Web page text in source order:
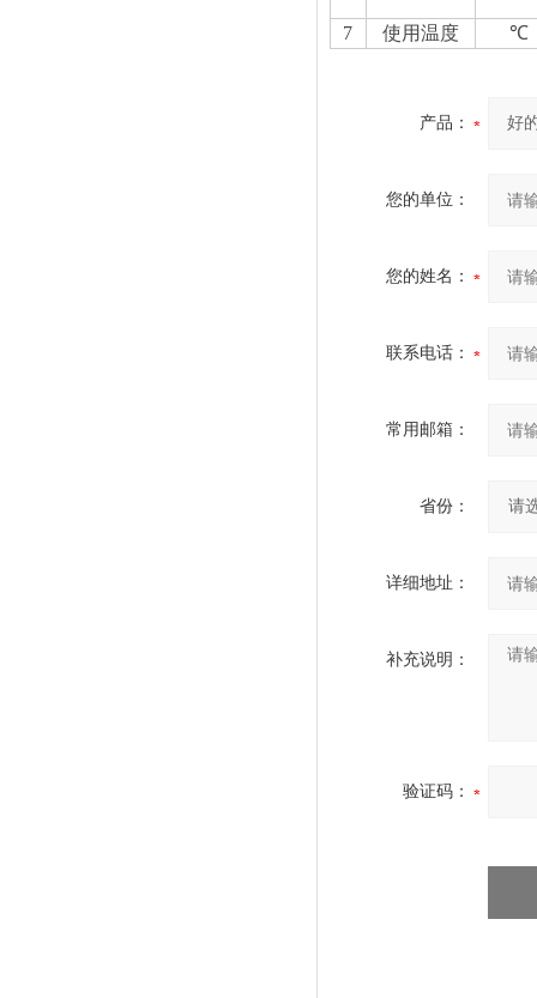
7 使用温度 ℃
产品：
您的单位：
您的姓名：
联系电话：
常用邮箱：
省份：
详细地址：
补充说明：
验证码：